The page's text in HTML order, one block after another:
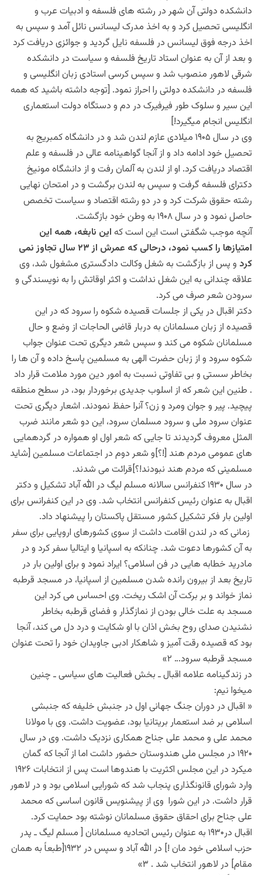
دانشکده دولتی آن شهر در رشته های فلسفه و ادبیات عرب و
انگلیسی تحصیل کرد و به اخذ مدرک لیسانس نائل آمد و سپس به
اخذ درجه فوق لیسانس در فلسفه نایل گردید و جوائزی دریافت کرد
و بعد از آن به عنوان استاد تاریخ فلسفه و سیاست در دانشکده
شرقی لاهور منصوب شد و سپس کرسی استادی زبان انگلیسی و
فلسفه در دانشکده دولتی را احراز نمود. [توجه داشته باشید که همه
این سیر و سلوک طور فیرفیرک در دم و دستگاه دولت استعماری
انگلیس انجام میگیرد!]
وی در سال ۱۹۰۵ میلادی عازم لندن شد و در دانشگاه کمبریج به
تحصیل خود ادامه داد و از آنجا گواهینامه عالی در فلسفه و علم
اقتصاد دریافت کرد. او از لندن به آلمان رفت و از دانشگاه مونیخ
دکترای فلسفه گرفت و سپس به لندن برگشت و در امتحان نهایی
رشته حقوق شرکت کرد و در دو رشته اقتصاد و سیاست تخصص
حاصل نمود و در سال ۱۹۰۸ به وطن خود بازگشت.
آنچه موجب شگفتی است این است که این نابغه، همه این
امتیازها را کسب نمود، درحالی که عمرش از ۲۳ سال تجاوز نمی
کرد و پس از بازگشت به شغل وکالت دادگستری مشغول شد، وی
علاقه چندانی به این شغل نداشت و اکثر اوقاتش را به نویسندگی و
سرودن شعر صرف می کرد.
دکتر اقبال در یکی از جلسات قصیده شکوه را سرود که در این
قصیده از زبان مسلمانان به دربار قاضی الحاجات از وضع و حال
مسلمانان شکوه می کند و سپس شعر دیگری تحت عنوان جواب
شکوه سرود و از زبان حضرت الهی به مسلمین پاسخ داده و آن ها را
بخاطر سستی و بی تفاوتی نسبت به امور دین مورد ملامت قرار داد
. طنین این شعر که از اسلوب جدیدی برخوردار بود، در سطح منطقه
پیچید. پیر و جوان ومرد و زن؟ آنرا حفظ نمودند. اشعار دیگری تحت
عنوان سرود ملی و سرود مسلمان سرود، این دو شعر مانند ضرب
المثل معروف گردیدند تا جایی که شعر اول او همواره در گردهمایی
های عمومی مردم هند [!؟]و شعر دوم در اجتماعات مسلمین [شاید
مسلمینی که مردم هند نبودند!؟]قرائت می شدند.
در سال ۱۹۳۰ کنفرانس سالانه مسلم لیگ در الله آباد تشکیل و دکتر
اقبال به عنوان رئیس کنفرانس انتخاب شد. وی در این کنفرانس برای
اولین بار فکر تشکیل کشور مستقل پاکستان را پیشنهاد داد.
زمانی که در لندن اقامت داشت از سوی کشورهای اروپایی برای سفر
به آن کشورها دعوت شد. چنانکه به اسپانیا و ایتالیا سفر کرد و در
مادرید خطابه هایی در فن اسلامی؟ ایراد نمود و برای اولین بار در
تاریخ بعد از بیرون رانده شدن مسلمین از اسپانیا، در مسجد قرطبه
نماز خواند و بر برکت آن اشک ریخت.‎ وی احساس می کرد این
مسجد به علت خالی بودن از نمازگذار و فضای قرطبه بخاطر
نشنیدن صدای روح بخش اذان با او شکایت و درد دل می کند، آنجا
بود که قصیده رقت آمیز و شاهکار ادبی جاویدان خود را تحت عنوان
مسجد قرطبه سرود… ۲»
در زندگینامه علامه اقبال ـ بخش فعالیت های سیاسی ـ چنین
میخوا نیم:
« اقبال در دوران جنگ جهانی اول در جنبش خلیفه که جنبشی
اسلامی بر ضد استعمار بریتانیا بود، عضویت داشت. وی با مولانا
محمد علی و محمد علی جناح همکاری نزدیک داشت. وی در سال
۱۹۲۰ در مجلس ملی هندوستان حضور داشت اما از آنجا که گمان
میکرد در این مجلس اکثریت با هندوها است پس از انتخابات ۱۹۲۶
وارد شورای قانونگذاری پنجاب شد که شورایی اسلامی بود و در لاهور
قرار داشت. در این شورا وی از پیشنویس قانون اساسی که محمد
علی جناح برای احقاق حقوق مسلمانان نوشته بود حمایت کرد.
اقبال در۱۹۳۰ به عنوان رئیس اتحادیه مسلمانان [ مسلم لیگ ـ پدر
حزب اسلامی خود مان !] در الله آباد و سپس در ۱۹۳۲[طبعاً به همان
مقام] در لاهور انتخاب شد . ۳»